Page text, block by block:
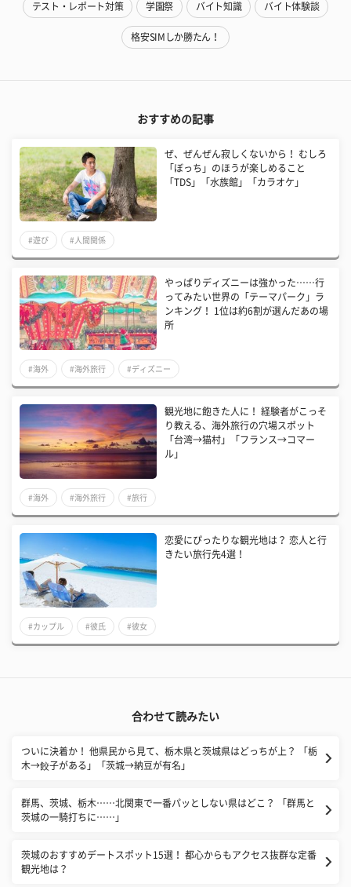
テスト・レポート対策 学園祭 バイト知識 バイト体験談
格安SIMしか勝たん！
おすすめの記事
ぜ、ぜんぜん寂しくないから！ むしろ
「ぼっち」のほうが楽しめること
「TDS」「水族館」「カラオケ」
#遊び #人間関係
​やっぱりディズニーは強かった……行
ってみたい世界の「テーマパーク」ラ
ンキング！ 1位は約6割が選んだあの場
所
#海外 #海外旅行 #ディズニー
観光地に飽きた人に！ 経験者がこっそ
り教える、海外旅行の穴場スポット
「台湾→猫村」「フランス→コマー
ル」
#海外 #海外旅行 #旅行
恋愛にぴったりな観光地は？ 恋人と行
きたい旅行先4選！
#カップル #彼氏 #彼女
合わせて読みたい
ついに決着か！ 他県民から見て、栃木県と茨城県はどっちが上？ 「栃
木→餃子がある」「茨城→納豆が有名」
群馬、茨城、栃木……北関東で一番パッとしない県はどこ？ 「群馬と
茨城の一騎打ちに……」
茨城のおすすめデートスポット15選！ 都心からもアクセス抜群な定番
観光地は？